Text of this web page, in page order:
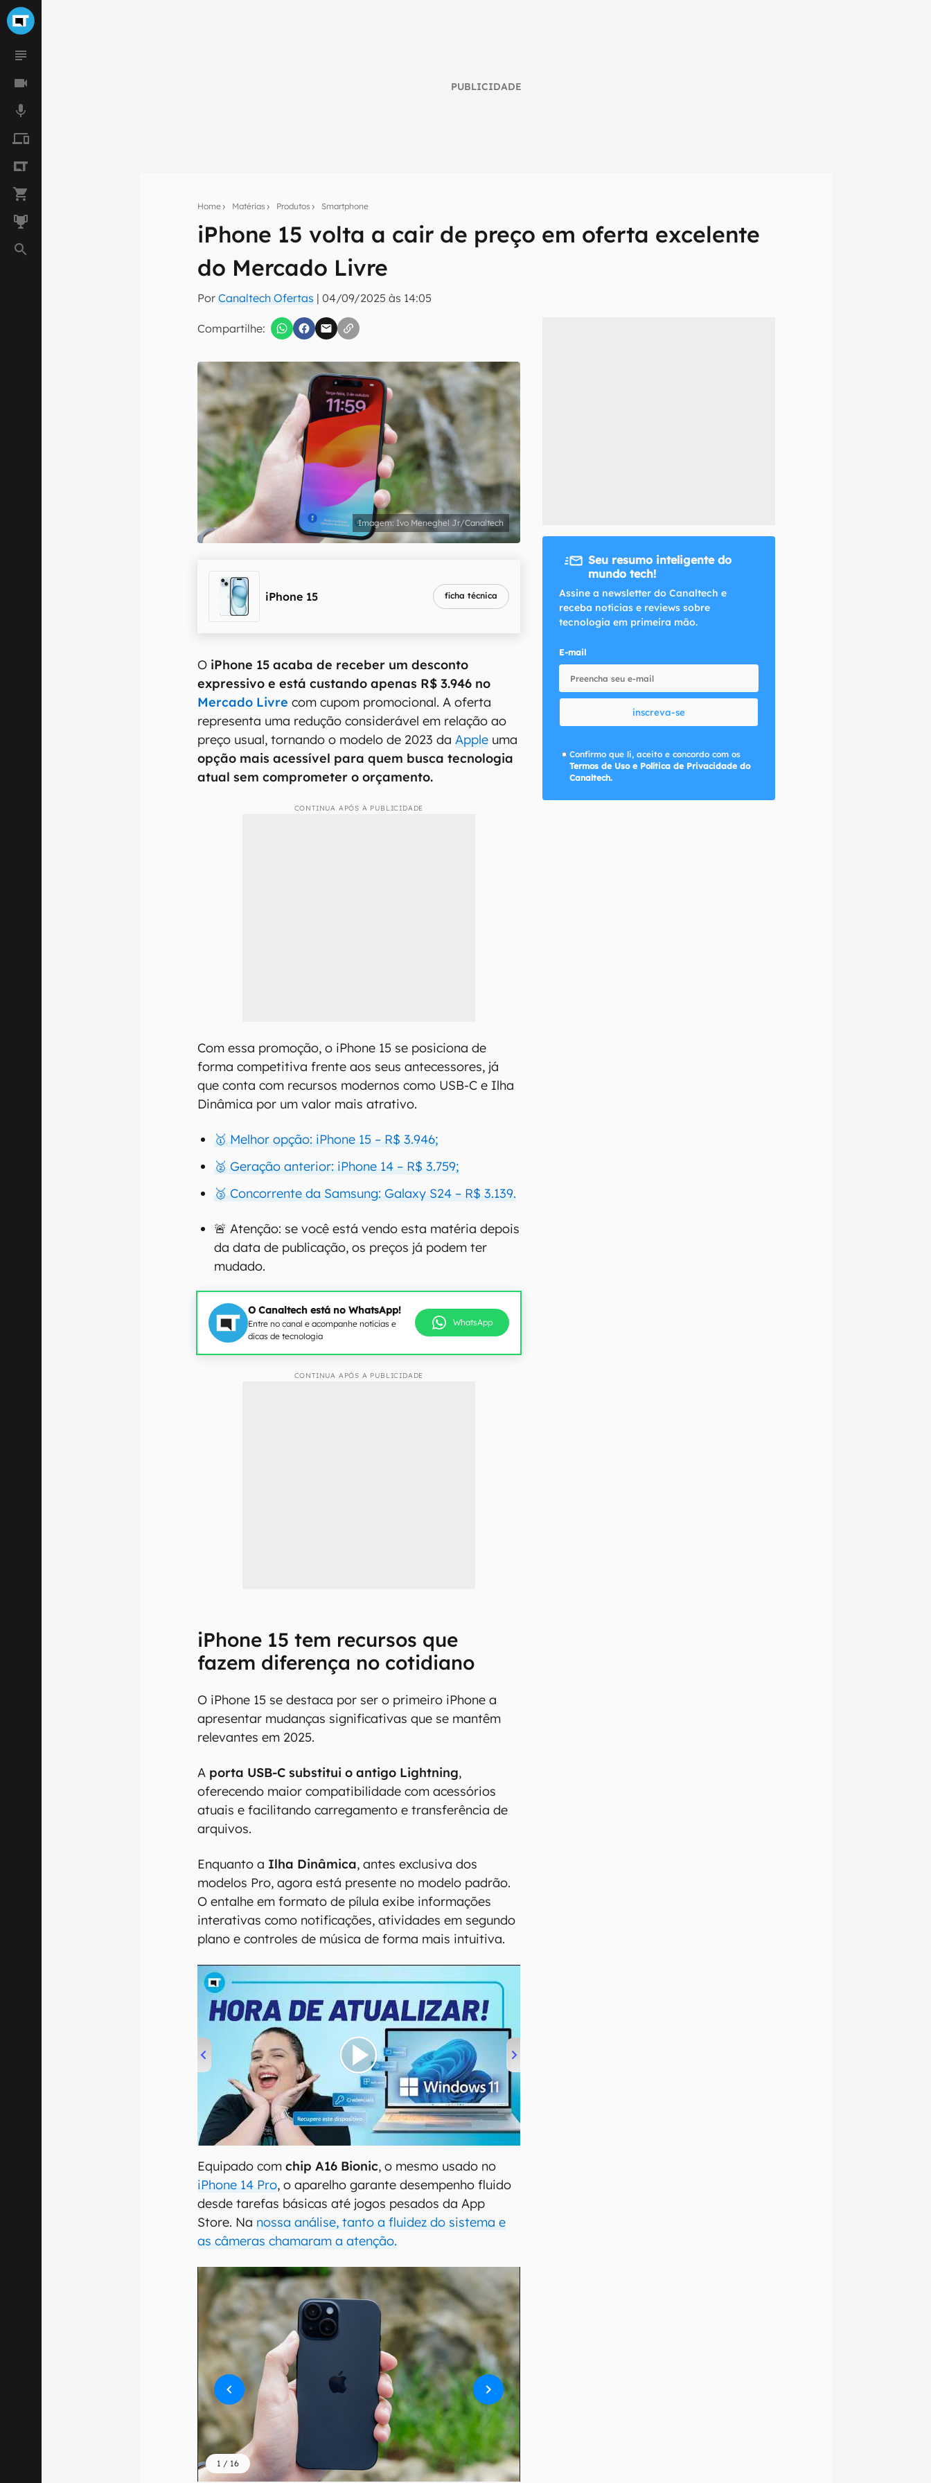
PUBLICIDADE
Home Matérias Produtos Smartphone
iPhone 15 volta a cair de preço em oferta excelente
do Mercado Livre
PorCanaltech Ofertas |04/09/2025 às 14:05
Compartilhe:
Seu resumo inteligente do mundo tech!
Assine a newsletter do Canaltech e receba notícias e reviews sobre tecnologia em primeira
inscreva-se
Confirmo que li, aceito e concordo com os Termos de Uso e Política de Privacidade do Canaltech.
Ivo Meneghel Jr/Canaltech
iPhone 15 ficha técnica
O iPhone 15 acaba de receber um desconto
expressivo e está custando apenas R$ 3.946 no
Mercado Livre com cupom promocional. A oferta
representa uma redução considerável em relação ao
preço usual, tornando o modelo de 2023 daApple uma
opção mais acessível para quem busca tecnologia
atual sem comprometer o orçamento.
CONTINUA APÓS A PUBLICIDADE
Com essa promoção, o iPhone 15 se posiciona de
forma competitiva frente aos seus antecessores, já
que conta com recursos modernos como USB-C e Ilha
Dinâmica por um valor mais atrativo.
🥇 Melhor opção: iPhone 15 – R$ 3.946;
🥈 Geração anterior: iPhone 14 – R$ 3.759;
🥉 Concorrente da Samsung: Galaxy S24 – R$ 3.139.
🚨 Atenção: se você está vendo esta matéria depois
da data de publicação, os preços já podem ter
mudado.
O Canaltech está no WhatsApp!
Entre no canal e acompanhe notícias e
dicas de tecnologia
WhatsApp
CONTINUA APÓS A PUBLICIDADE
iPhone 15 tem recursos que
fazem diferença no cotidiano
O iPhone 15 se destaca por ser o primeiro iPhone a
apresentar mudanças significativas que se mantêm
relevantes em 2025.
A porta USB-C substitui o antigo Lightning,
oferecendo maior compatibilidade com acessórios
atuais e facilitando carregamento e transferência de
arquivos.
Enquanto a Ilha Dinâmica, antes exclusiva dos
modelos Pro, agora está presente no modelo padrão.
O entalhe em formato de pílula exibe informações
interativas como notificações, atividades em segundo
plano e controles de música de forma mais intuitiva.
00:00/04:52
Equipado comchip A16 Bionic, o mesmo usado no
iPhone 14 Pro, o aparelho garante desempenho fluido
desde tarefas básicas até jogos pesados da App
Store. Na nossa análise, tanto a fluidez do sistema e
as câmeras chamaram a atenção.
1 / 16
Seu resumo inteligente do
mundo tech!
Assine a newsletter do Canaltech e
receba notícias e reviews sobre
tecnologia em primeira mão.
E-mail
inscreva-se
Confirmo que li, aceito e concordo com os
Termos de Uso e Política de Privacidade do
Canaltech.